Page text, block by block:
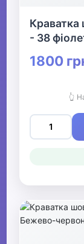
Краватка
- 38
1800
👆